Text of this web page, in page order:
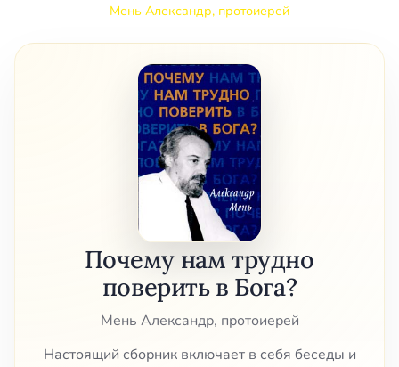
Мень Александр, протоиерей
Почему нам трудно
поверить в Бога?
Мень Александр, протоиерей
Настоящий сборник включает в себя беседы и